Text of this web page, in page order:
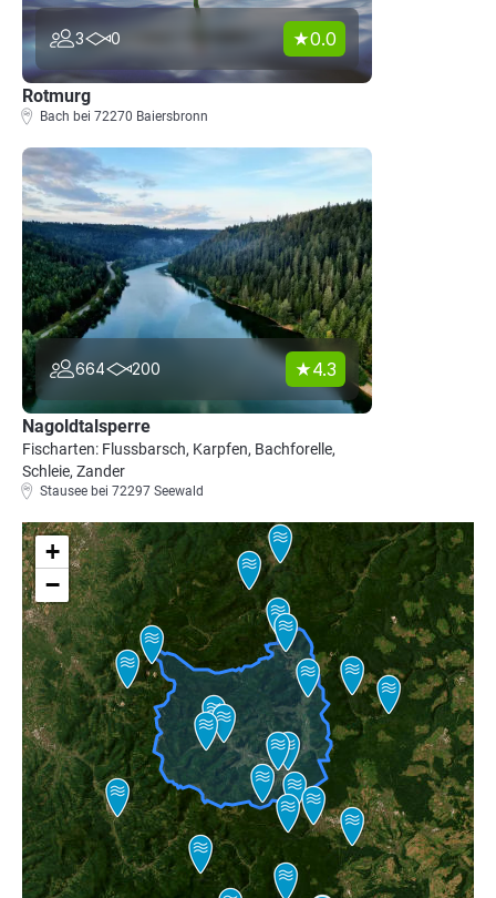
3 0 0.0
Rotmurg
Bach bei 72270 Baiersbronn
664 200 4.3
Nagoldtalsperre
Fischarten: Flussbarsch, Karpfen, Bachforelle,
Schleie, Zander
Stausee bei 72297 Seewald
+
−